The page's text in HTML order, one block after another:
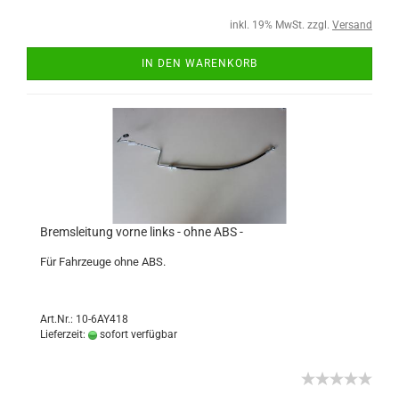
inkl. 19% MwSt. zzgl. Versand
IN DEN WARENKORB
Bremsleitung vorne links - ohne ABS -
Für Fahrzeuge ohne ABS.
Art.Nr.: 10-6AY418
Lieferzeit:
sofort verfügbar